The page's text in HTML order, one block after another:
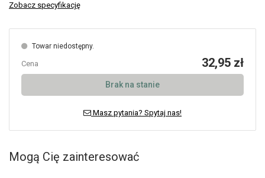
Zobacz specyfikację
Towar niedostępny.
Cena 32,95 zł
Brak na stanie
Masz pytania? Spytaj nas!
Mogą Cię zainteresować